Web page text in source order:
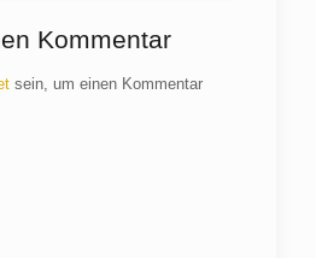
Kommentar
sein, um einen Kommentar